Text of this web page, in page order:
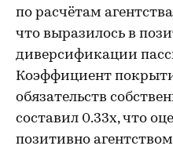
по расчётам
что выразилось в
диверсификации
Коэффициент
обязательств
составил 0.33х, что
позитивно